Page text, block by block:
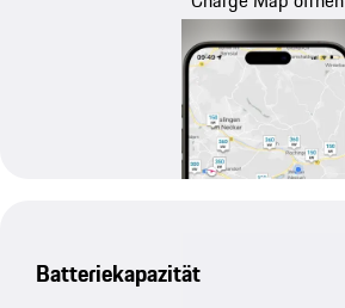
Batteriekapazität